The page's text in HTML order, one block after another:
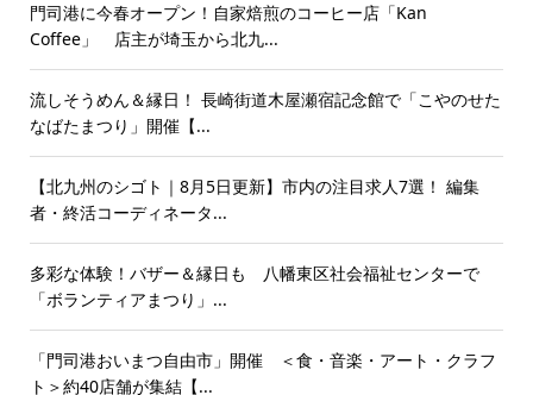
門司港に今春オープン！自家焙煎のコーヒー店「Kan
Coffee」 店主が埼玉から北九...
流しそうめん＆縁日！ 長崎街道木屋瀬宿記念館で「こやのせた
なばたまつり」開催【...
【北九州のシゴト｜8月5日更新】市内の注目求人7選！ 編集
者・終活コーディネータ...
多彩な体験！バザー＆縁日も 八幡東区社会福祉センターで
「ボランティアまつり」...
「門司港おいまつ自由市」開催 ＜食・音楽・アート・クラフ
ト＞約40店舗が集結【...